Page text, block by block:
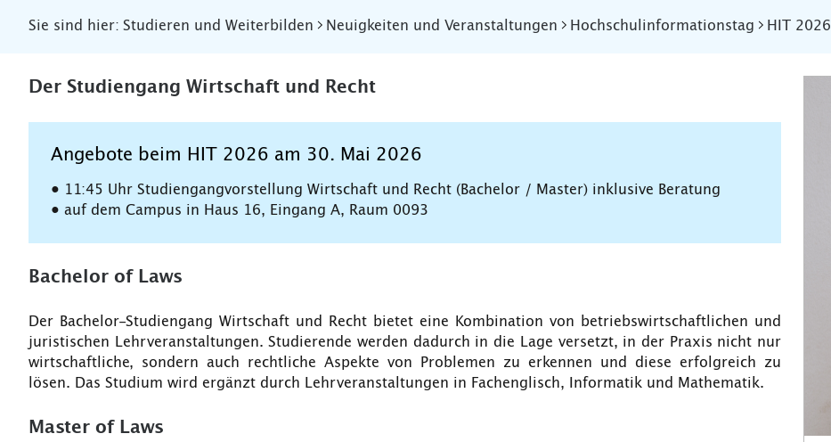
Sie sind hier: Studieren und Weiterbilden Neuigkeiten und Veranstaltungen Hochschulinformationstag HIT 2026
Der Studiengang Wirtschaft und Recht
Angebote beim HIT 2026 am 30. Mai 2026
• 11:45 Uhr Studiengangvorstellung Wirtschaft und Recht (Bachelor / Master) inklusive Beratung
• auf dem Campus in Haus 16, Eingang A, Raum 0093
Bachelor of Laws
Der Bachelor-Studiengang Wirtschaft und Recht bietet eine Kombination von betriebswirtschaftlichen und
juristischen Lehrveranstaltungen. Studierende werden dadurch in die Lage versetzt, in der Praxis nicht nur
wirtschaftliche, sondern auch rechtliche Aspekte von Problemen zu erkennen und diese erfolgreich zu
lösen. Das Studium wird ergänzt durch Lehrveranstaltungen in Fachenglisch, Informatik und Mathematik.
Master of Laws